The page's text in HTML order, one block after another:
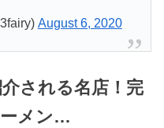
August 6, 2020
される名店！完
ーメン…